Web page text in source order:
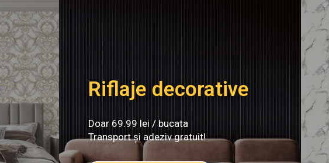
Riflaje decorative
Doar 69.99 lei / bucata
Transport și adeziv gratuit!